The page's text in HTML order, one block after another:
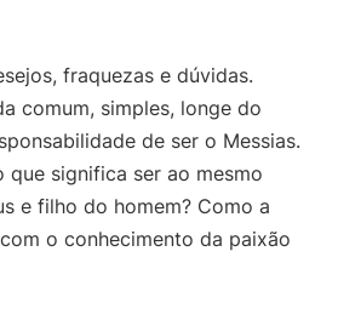
fraquezas e dúvidas.
comum, simples, longe do
de ser o Messias.
que significa ser ao mesmo
e filho do homem? Como a
o conhecimento da paixão